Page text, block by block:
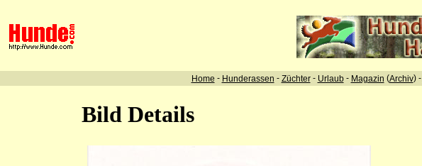
Home - Hunderassen - Züchter- Urlaub- Magazin (Archiv) -
Bild Details